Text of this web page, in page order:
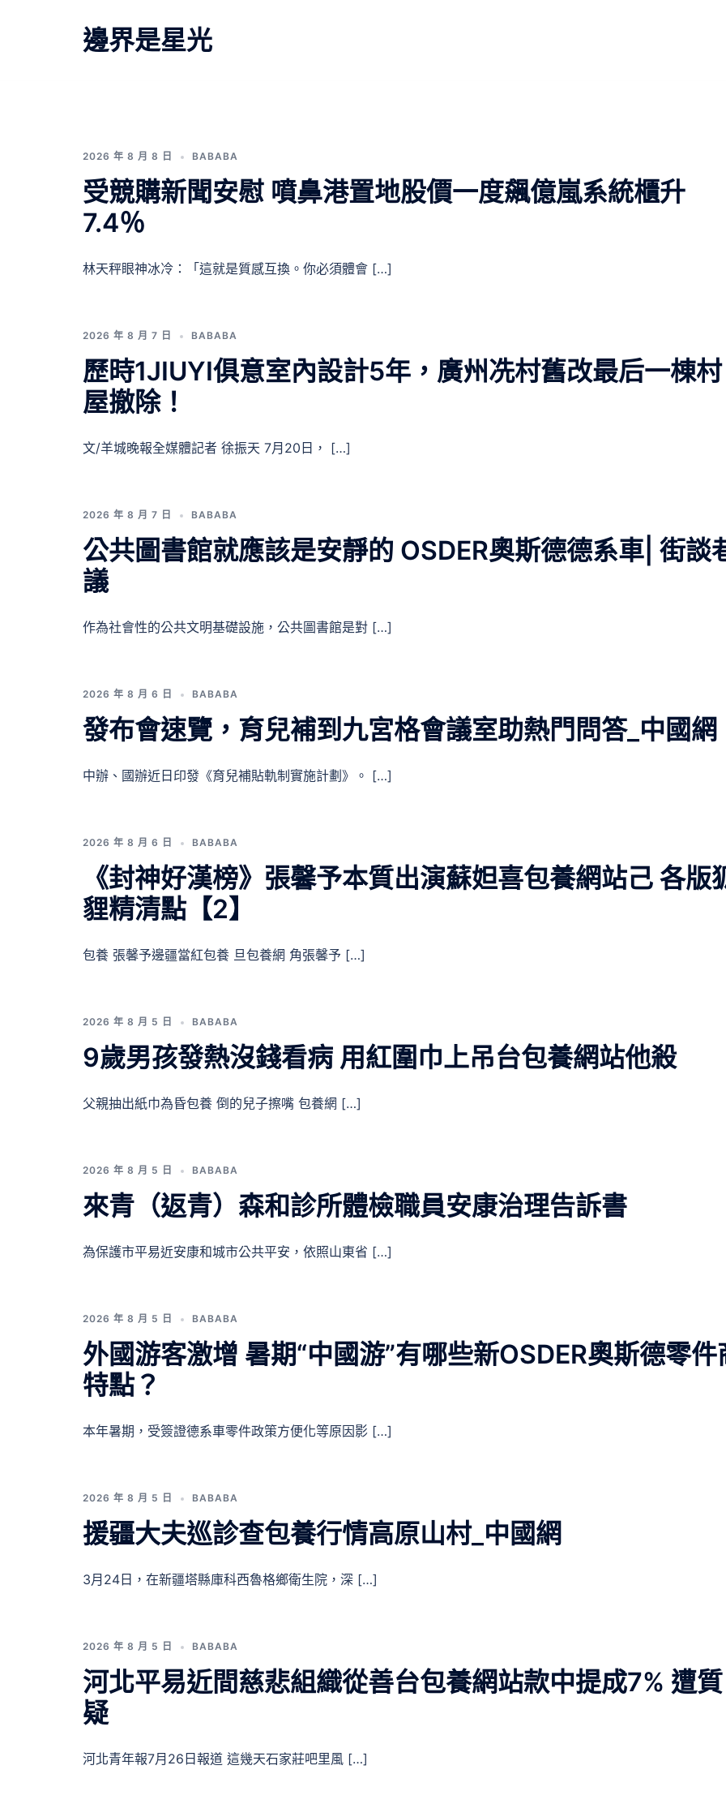
邊界是星光
2026 年 8 月 8 日 BABABA
受競購新聞安慰 噴鼻港置地股價一度飆億嵐系統櫃升
7.4％
林天秤眼神冰冷：「這就是質感互換。你必須體會 […]
2026 年 8 月 7 日 BABABA
歷時1JIUYI俱意室內設計5年，廣州冼村舊改最后一棟村
屋撤除！
文/羊城晚報全媒體記者 徐振天 7月20日， […]
2026 年 8 月 7 日 BABABA
公共圖書館就應該是安靜的 OSDER奧斯德德系車| 街談
議
作為社會性的公共文明基礎設施，公共圖書館是對 […]
2026 年 8 月 6 日 BABABA
發布會速覽，育兒補到九宮格會議室助熱門問答_中國網
中辦、國辦近日印發《育兒補貼軌制實施計劃》。 […]
2026 年 8 月 6 日 BABABA
《封神好漢榜》張馨予本質出演蘇妲喜包養網站己 各版
貍精清點【2】
包養 張馨予邊疆當紅包養 旦包養網 角張馨予 […]
2026 年 8 月 5 日 BABABA
9歲男孩發熱沒錢看病 用紅圍巾上吊台包養網站他殺
父親抽出紙巾為昏包養 倒的兒子擦嘴 包養網 […]
2026 年 8 月 5 日 BABABA
來青（返青）森和診所體檢職員安康治理告訴書
為保護市平易近安康和城市公共平安，依照山東省 […]
2026 年 8 月 5 日 BABABA
外國游客激增 暑期“中國游”有哪些新OSDER奧斯德零件
特點？
本年暑期，受簽證德系車零件政策方便化等原因影 […]
2026 年 8 月 5 日 BABABA
援疆大夫巡診查包養行情高原山村_中國網
3月24日，在新疆塔縣庫科西魯格鄉衛生院，深 […]
2026 年 8 月 5 日 BABABA
河北平易近間慈悲組織從善台包養網站款中提成7% 遭質
疑
河北青年報7月26日報道 這幾天石家莊吧里風 […]